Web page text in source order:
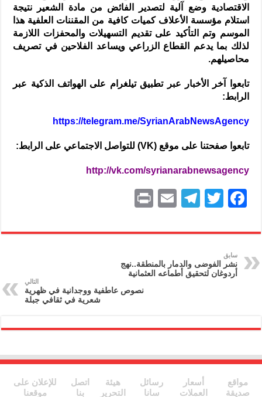
الاقتصادية وضع آلية لتصدير الفائض من مادة الشعير نتيجة
استلام مؤسسة الأعلاف كميات كافية من المقننات العلفية هذا
الموسم وتم التأكيد على تقديم التسهيلات والمحفزات اللازمة
لذلك بما يدعم القطاع الزراعي ويساعد الفلاحين في تصريف
محاصيلهم.
تابعوا آخر الأخبار عبر تطبيق تيلغرام على الهواتف الذكية عبر
الرابط:
https://telegram.me/SyrianArabNewsAgency
تابعوا صفحتنا على موقع (VK) للتواصل الاجتماعي على الرابط:
http://vk.com/syrianarabnewsagency
F
c
e
b
k
T
itt
er
T
e
gr
a
E
ai
nt
سابق
نشر الفوضى والدمار بالمنطقة..نهج
أردوغان لتحقيق أطماعه العثمانية
التالي
نصوص عاطفية ووجدانية في ظهرية
شعرية في ثقافي جبلة
مواقع
صديقة
أسعار
العملات
رسائل
سانا
هيئة
التحرير
اتصل
بنا
للإعلان على
موقعنا